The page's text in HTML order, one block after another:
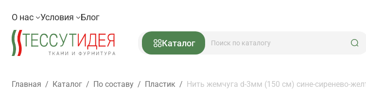
О нас Условия Блог
Каталог
Главная / Каталог / По составу / Пластик / Нить жемчуга d-3мм (150 см) сине-сиренево-